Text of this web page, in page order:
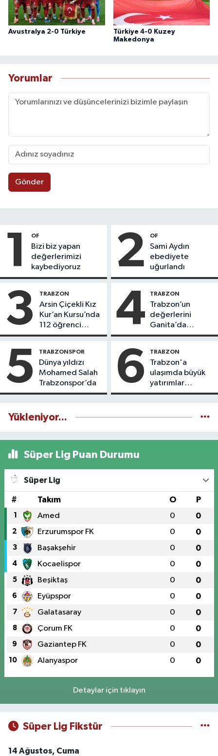
Avustralya 2-0 Türkiye
Türkiye 4-0 Kuzey
Makedonya
Yorumlar
Gönder
1 OF
Bizi biz yapan
değerlerimizi
kaybediyoruz
2 OF
Sami Aydın
ebediyete
uğurlandı
3 TRABZON
Arsin Çiçekli Kız
Kur’an Kursu’nda
112 öğrenci
icazet aldı
4 TRABZON
Trabzon’un
değerlerini
Ganita’da
yaşatıyoruz
5 TRABZONSPOR
Dünya yıldızı
Mohamed Salah
Trabzonspor’da
6 TRABZON
Trabzon'a
ulaşımda büyük
yatırımlar
yapılıyor
Yükleniyor...
Süper Lig Puan Durumu
Süper Lig
# Takım O P
1 Amed 0 0
2 Erzurumspor FK 0 0
3 Başakşehir 0 0
4 Kocaelispor 0 0
5 Beşiktaş 0 0
6 Eyüpspor 0 0
7 Galatasaray 0 0
8 Çorum FK 0 0
9 Gaziantep FK 0 0
10 Alanyaspor 0 0
Detaylar için tıklayın
Süper Lig Fikstür
14 Ağustos, Cuma